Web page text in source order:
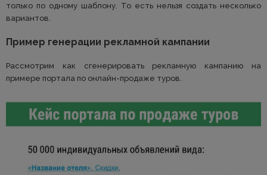
только по одному шаблону. То есть нельзя создать несколько
вариантов.
Пример генерации рекламной кампании
Рассмотрим как сгенерировать рекламную кампанию на
примере портала по онлайн-продаже туров.